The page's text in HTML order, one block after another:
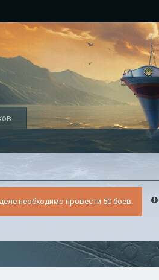
необходимо провести 50 боёв.